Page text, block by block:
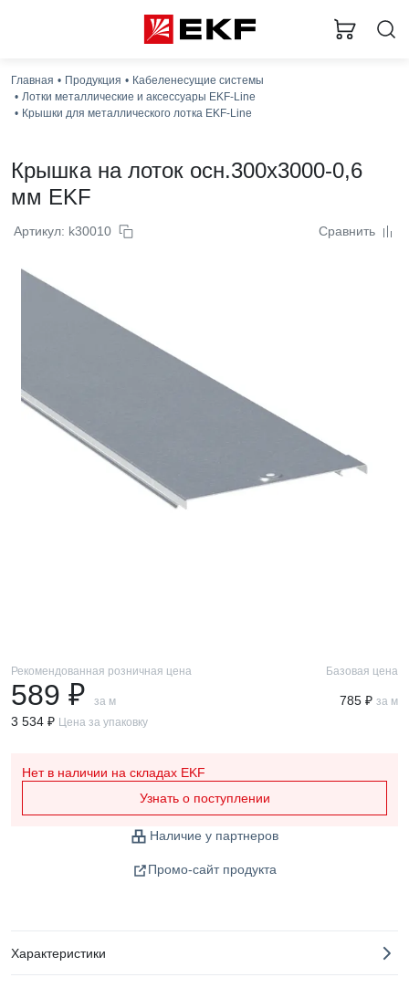
Главная Продукция
Кабеленесущие системы
Лотки металлические и аксессуары EKF-Line
Крышки для металлического лотка EKF-Line
Крышка на лоток осн.300x3000-0,6
мм EKF
Артикул: k30010 Сравнить
Рекомендованная розничная цена
589 ₽ за м
Базовая цена
785 ₽ за м
3 534 ₽ Цена за упаковку
Нет в наличии на складах EKF
Узнать о поступлении
Наличие у партнеров
Промо-сайт продукта
Характеристики